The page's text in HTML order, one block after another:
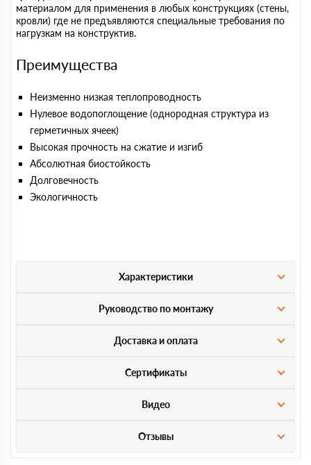
материалом для применения в любых конструкциях (стены,
кровли) где не предъявляются специальные требования по
нагрузкам на конструктив.
Преимущества
Неизменно низкая теплопроводность
Нулевое водопоглощение (однородная структура из
герметичных ячеек)
Высокая прочность на сжатие и изгиб
Абсолютная биостойкость
Долговечность
Экологичность
Характеристики
Руководство по монтажу
Доставка и оплата
Сертификаты
Видео
Отзывы